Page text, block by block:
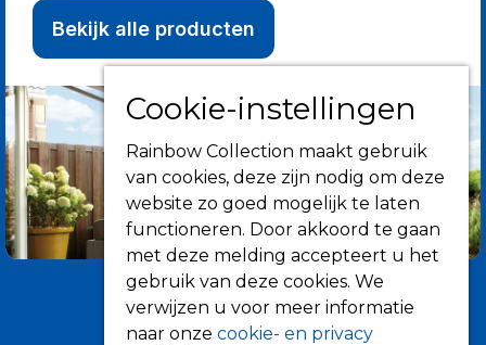
Bekijk alle producten
Cookie-instellingen
Rainbow Collection maakt gebruik
van cookies, deze zijn nodig om deze
website zo goed mogelijk te laten
functioneren. Door akkoord te gaan
met deze melding accepteert u het
gebruik van deze cookies. We
verwijzen u voor meer informatie
naar onze cookie- en privacy